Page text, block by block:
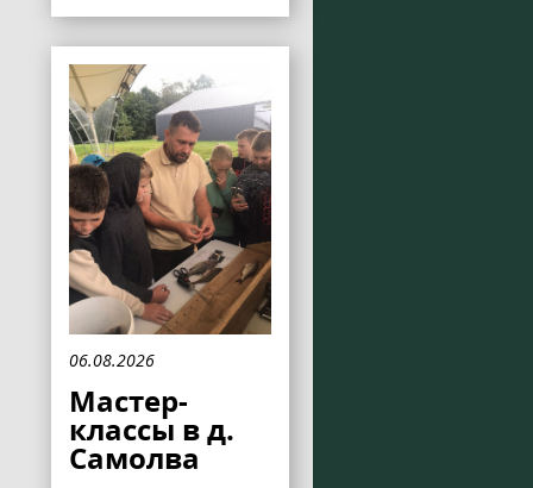
06.08.2026
Мастер-
классы в д.
Самолва